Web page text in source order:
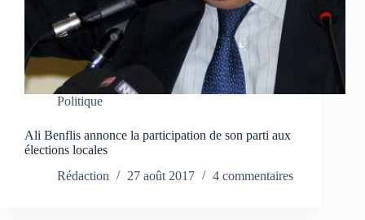
Politique
Ali Benflis annonce la participation de son parti aux
élections locales
Rédaction
27 août 2017 4 commentaires